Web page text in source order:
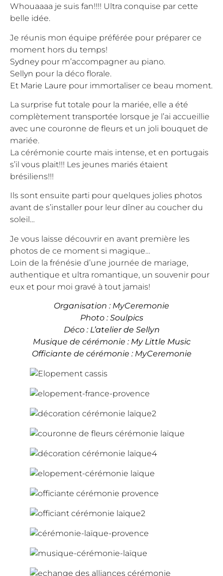
Whouaaaa je suis fan!!!! Ultra conquise par cette
belle idée.
Je réunis mon équipe préférée pour préparer ce
moment hors du temps!
Sydneypour m’accompagner au piano.
Sellyn pour la déco florale.
Et Marie Laure pour immortaliser ce beau moment.
La surprise fut totale pour la mariée, elle a été
complètement transportée lorsque je l’ai accueillie
avec une couronne de fleurs et un joli bouquet de
mariée.
La cérémonie courte mais intense, et en portugais
s’il vous plait!!! Les jeunes mariés étaient
brésiliens!!!
Ils sont ensuite parti pour quelques jolies photos
avant de s’installer pour leur dîner au coucher du
soleil…
Je vous laisse découvrir en avant première les
photos de ce moment si magique…
Loin de la frénésie d’une journée de mariage,
authentique et ultra romantique, un souvenir pour
eux et pour moi gravé à tout jamais!
Organisation : MyCeremonie
Photo :Soulpics
Déco : L’atelier de Sellyn
Musique de cérémonie : My Little Music
Officiante de cérémonie : MyCeremonie